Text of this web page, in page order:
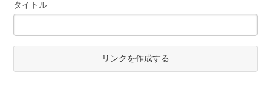
タイトル
リンクを作成する